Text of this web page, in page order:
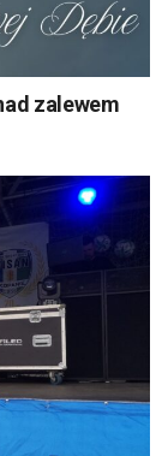
zalewem